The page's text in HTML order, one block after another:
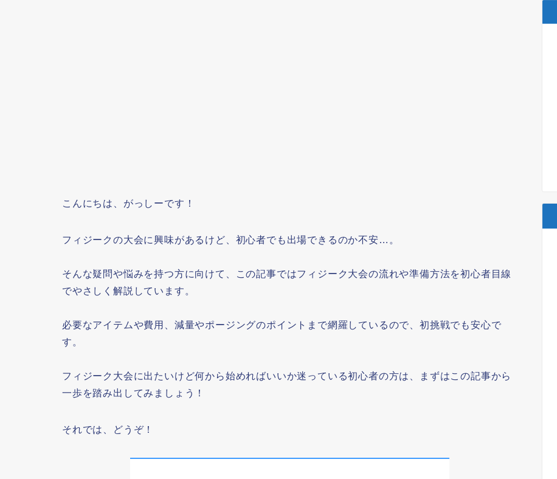
こんにちは、がっしーです！
フィジークの大会に興味があるけど、初心者でも出場できるのか不安…。
そんな疑問や悩みを持つ方に向けて、この記事ではフィジーク大会の流れや準備方法を初心者目線
でやさしく解説しています。
必要なアイテムや費用、減量やポージングのポイントまで網羅しているので、初挑戦でも安心で
す。
フィジーク大会に出たいけど何から始めればいいか迷っている初心者の方は、まずはこの記事から
一歩を踏み出してみましょう！
それでは、どうぞ！